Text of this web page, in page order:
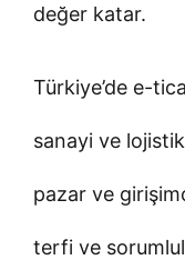
değer katar.
Türkiye’de e-
sanayi ve
pazar ve
terfi ve